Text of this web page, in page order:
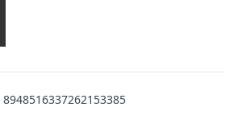
8948516337262153385